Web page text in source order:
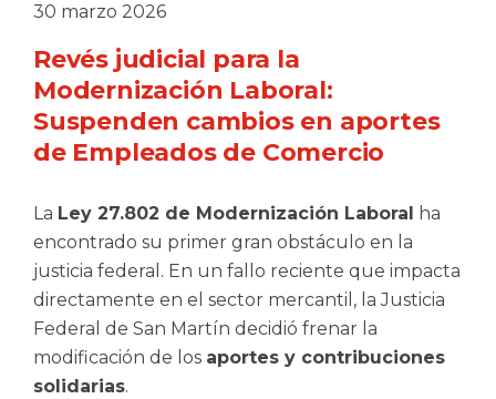
30 marzo 2026
Revés judicial para la
Modernización Laboral:
Suspenden cambios en aportes
de Empleados de Comercio
La Ley 27.802 de Modernización Laboral
ha
encontrado su primer gran obstáculo en la
justicia federal. En un fallo reciente que impacta
directamente en el sector mercantil, la Justicia
Federal de San Martín decidió frenar la
modificación de los aportes y contribuciones
solidarias.